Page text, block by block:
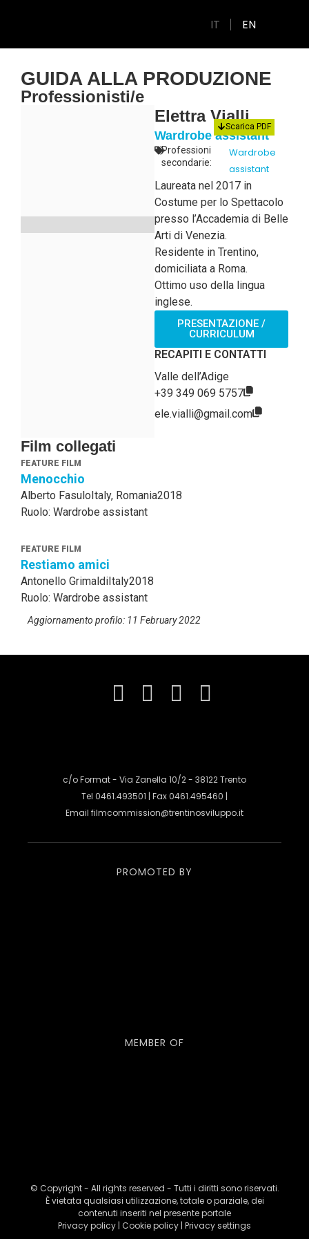
IT EN
GUIDA ALLA PRODUZIONE
Professionisti/e
Scarica PDF
Elettra Vialli
Wardrobe assistant
Professioni
secondarie:
Wardrobe
assistant
Laureata nel 2017 in
Costume per lo Spettacolo
presso l’Accademia di Belle
Arti di Venezia.
Residente in Trentino,
domiciliata a Roma.
Ottimo uso della lingua
inglese.
PRESENTAZIONE /
CURRICULUM
RECAPITI E CONTATTI
Valle dell’Adige
+39 349 069 5757
ele.vialli@gmail.com
Film collegati
FEATURE FILM
Menocchio
Alberto FasuloItaly, Romania2018
Ruolo: Wardrobe assistant
FEATURE FILM
Restiamo amici
Antonello GrimaldiItaly2018
Ruolo: Wardrobe assistant
Aggiornamento profilo: 11 February 2022
c/o Format - Via Zanella 10/2 - 38122 Trento
Tel 0461.493501 | Fax 0461.495460 |
Email filmcommission@trentinosviluppo.it
PROMOTED BY
MEMBER OF
© Copyright - All rights reserved - Tutti i diritti sono riservati.
È vietata qualsiasi utilizzazione, totale o parziale, dei
contenuti inseriti nel presente portale
Privacy policy | Cookie policy | Privacy settings